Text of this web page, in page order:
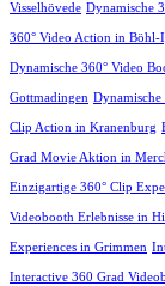
Visselhövede Dynamische
360° Video Action in Böhl-
Dynamische 360° Video
Gottmadingen Dynamische
Clip Action in Kranenburg
Grad Movie Aktion in
Einzigartige 360° Clip
Videobooth Erlebnisse in
Experiences in Grimmen
Interactive 360 Grad